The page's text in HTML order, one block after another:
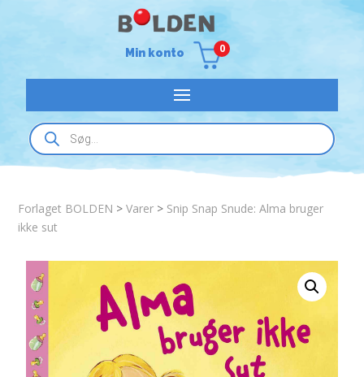
Min konto 0
Products
search
Forlaget BOLDEN >Varer > Snip Snap Snude: Alma bruger
ikke sut